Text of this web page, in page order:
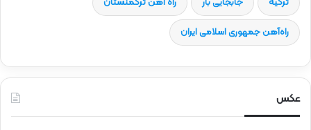
ترکیه جابجایی بار راه آهن ترکمنستان
راه‌آهن جمهوری اسلامی ایران
عکس